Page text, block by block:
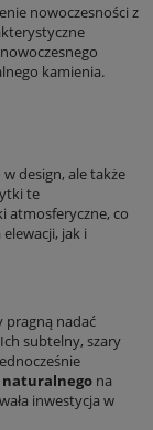
nowoczesności z
kamienia.
design, ale także
te
atmosferyczne, co
jak i
nadać
subtelny, szary
na
inwestycja w